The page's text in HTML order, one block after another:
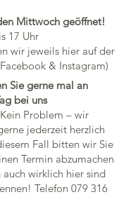
Mittwoch geöffnet!
17 Uhr
wir jeweils hier auf der
& Instagram)
Sie gerne mal an
bei uns
Kein Problem – wir
jederzeit herzlich
Fall bitten wir Sie
Termin abzumachen
wirklich hier sind
Telefon 079 316